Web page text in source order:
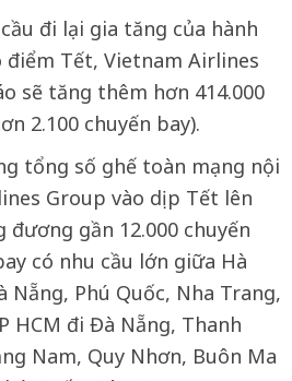
đi lại gia tăng của hành
Tết, Vietnam Airlines
sẽ tăng thêm hơn 414.000
2.100 chuyến bay).
tổng số ghế toàn mạng nội
Group vào dịp Tết lên
gần 12.000 chuyến
có nhu cầu lớn giữa Hà
Nẵng, Phú Quốc, Nha Trang,
HCM đi Đà Nẵng, Thanh
Nam, Quy Nhơn, Buôn Ma